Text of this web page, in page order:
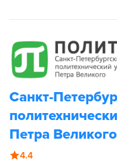
Санкт-
Петра Великого
4.4